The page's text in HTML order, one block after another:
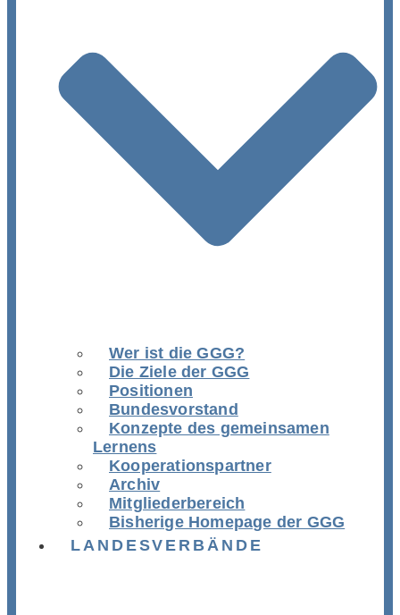
Wer ist die GGG?
Die Ziele der GGG
Positionen
Bundesvorstand
Konzepte des gemeinsamen
Lernens
Kooperationspartner
Archiv
Mitgliederbereich
Bisherige Homepage der GGG
LANDESVERBÄNDE